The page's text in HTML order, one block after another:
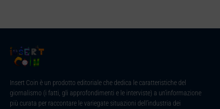
Insert Coin è un prodotto editoriale che dedica le caratteristiche del
giornalismo (i fatti, gli approfondimenti e le interviste) a un’informazione
più curata per raccontare le variegate situazioni dell’industria dei